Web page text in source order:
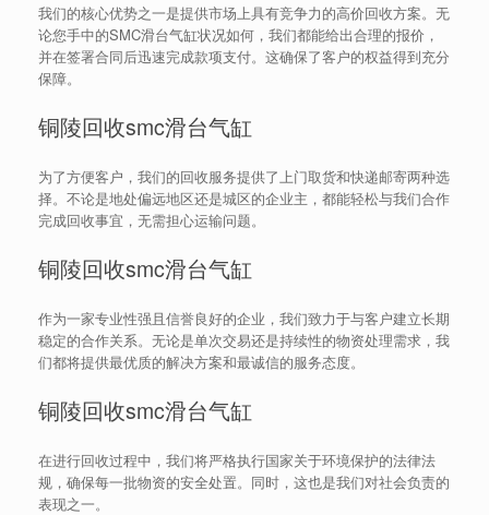
我们的核心优势之一是提供市场上具有竞争力的高价回收方案。无
论您手中的SMC滑台气缸状况如何，我们都能给出合理的报价，
并在签署合同后迅速完成款项支付。这确保了客户的权益得到充分
保障。
铜陵回收smc滑台气缸
为了方便客户，我们的回收服务提供了上门取货和快递邮寄两种选
择。不论是地处偏远地区还是城区的企业主，都能轻松与我们合作
完成回收事宜，无需担心运输问题。
铜陵回收smc滑台气缸
作为一家专业性强且信誉良好的企业，我们致力于与客户建立长期
稳定的合作关系。无论是单次交易还是持续性的物资处理需求，我
们都将提供最优质的解决方案和最诚信的服务态度。
铜陵回收smc滑台气缸
在进行回收过程中，我们将严格执行国家关于环境保护的法律法
规，确保每一批物资的安全处置。同时，这也是我们对社会负责的
表现之一。